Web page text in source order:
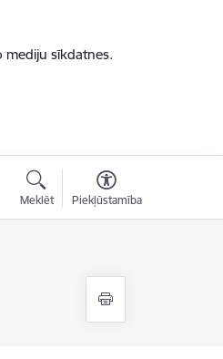
mediju sīkdatnes.
Meklēt Piekļūstamība